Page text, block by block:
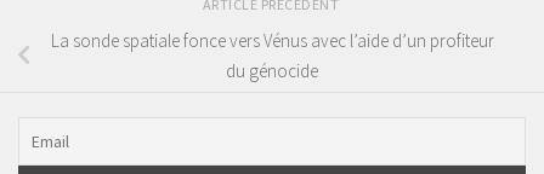
ARTICLE PRÉCÉDENT
La sonde spatiale fonce vers Vénus avec l’aide d’un profiteur
du génocide